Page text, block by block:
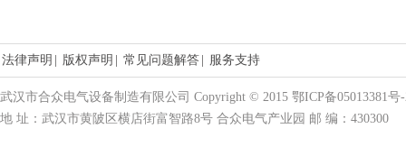
法律声明 版权声明 常见问题解答 服务支持
武汉市合众电气设备制造有限公司 Copyright © 2015 鄂ICP备05013381号
地 址：武汉市黄陂区横店街富智路8号 合众电气产业园 邮 编：430300